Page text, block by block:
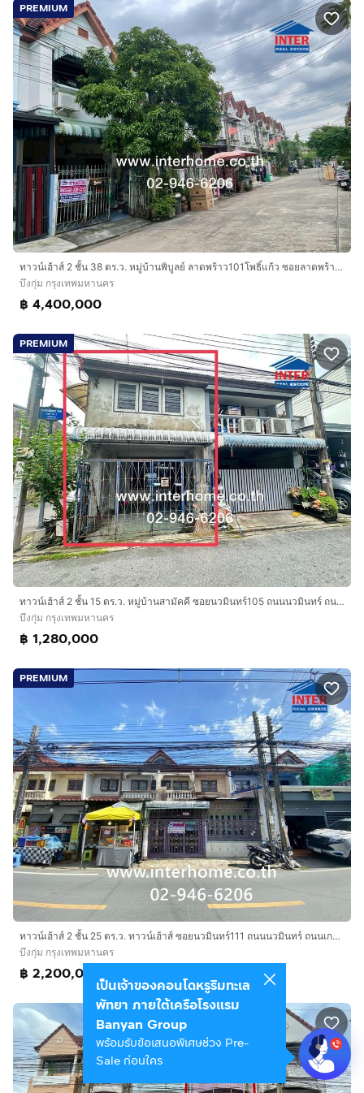
PREMIUM
ทาวน์เฮ้าส์ 2 ชั้น 38 ตร.ว. หมู่บ้านพิบูลย์ ลาดพร้าว101โพธิ์แก้ว ซอยลาดพร้าว101 แยก48 ซอยนวมินทร์93 ถนนนวมินทร์ ถนนลาดพร้าว เขตบึงกุ่ม กรุงเ
บึงกุ่ม กรุงเทพมหานคร
฿ 4,400,000
PREMIUM
ทาวน์เฮ้าส์ 2 ชั้น 15 ตร.ว. หมู่บ้านสามัคคี ซอยนวมินทร์105 ถนนนวมินทร์ ถนนเกษตร-นวมินทร์ เขตบึงกุ่ม กรุงเทพมหานคร
บึงกุ่ม กรุงเทพมหานคร
฿ 1,280,000
PREMIUM
ทาวน์เฮ้าส์ 2 ชั้น 25 ตร.ว. ทาวน์เฮ้าส์ ซอยนวมินทร์111 ถนนนวมินทร์ ถนนเกษตร-นวมินทร์ เขตบางกะปิ กรุงเทพมหานคร
บึงกุ่ม กรุงเทพมหานคร
฿ 2,200,000
เป็นเจ้าของคอนโดหรูริมทะเล
พัทยา ภายใต้เครือโรงแรม
Banyan Group
พร้อมรับข้อเสนอพิเศษช่วง Pre-
Sale ก่อนใคร